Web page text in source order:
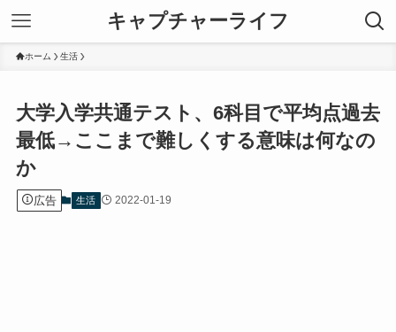
キャプチャーライフ
ホーム 生活
大学入学共通テスト、6科目で平均点過去
最低→ここまで難しくする意味は何なの
か
広告 生活 2022-01-19